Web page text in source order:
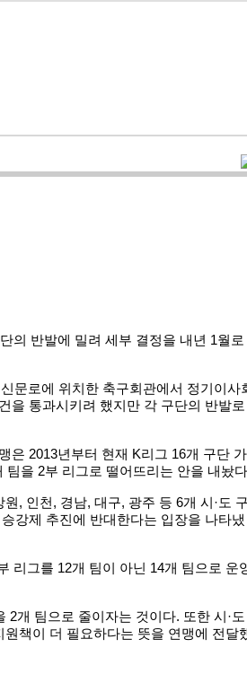
의 반발에 밀려 세부 결정을 내년 1월로
문로에 위치한 축구회관에서 정기이사
을 통과시키려 했지만 각 구단의 반발로
은 2013년부터 현재 K리그 16개 구단 가
을 2부 리그로 떨어뜨리는 안을 내놨
, 인천, 경남, 대구, 광주 등 6개 시·도 구
강제 추진에 반대한다는 입장을 나타냈
리그를 12개 팀이 아닌 14개 팀으로 운
2개 팀으로 줄이자는 것이다. 또한 시·도
책이 더 필요하다는 뜻을 연맹에 전달